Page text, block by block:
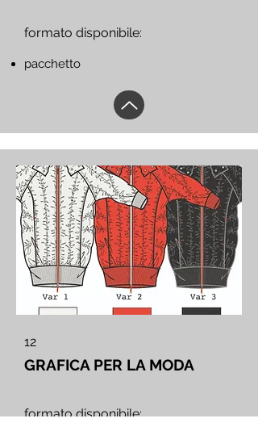
formato disponibile:
pacchetto
12
GRAFICA PER LA MODA
formato disponibile: